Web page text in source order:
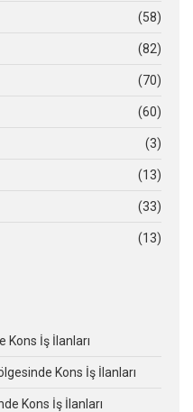
(58)
(82)
(70)
(60)
(3)
(13)
(33)
(13)
Kons İş İlanları
Kons İş İlanları
Kons İş İlanları